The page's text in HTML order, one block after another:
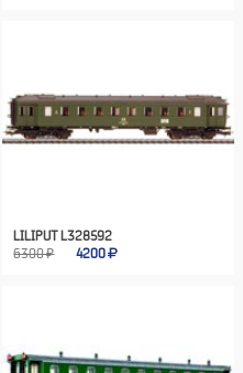
LILIPUT L328592
6300 ₽
4200